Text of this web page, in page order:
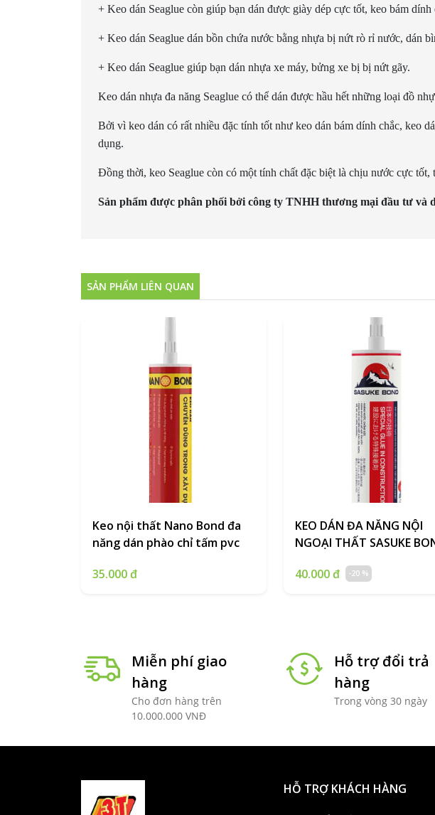
+ Keo dán Seaglue còn giúp bạn dán được giày dép cực tốt, keo bám
+ Keo dán Seaglue dán bồn chứa nước bằng nhựa bị nứt rò rỉ nước, dán
+ Keo dán Seaglue giúp bạn dán nhựa xe máy, bửng xe bị bị nứt gãy.
Keo dán nhựa đa năng Seaglue có thể dán được hầu hết những loại đồ
Bởi vì keo dán có rất nhiều đặc tính tốt như keo dán bám dính chắc, keo
dụng.
Đồng thời, keo Seaglue còn có một tính chất đặc biệt là chịu nước cực
Sản phẩm được phân phối bởi công ty TNHH thương mại đầu tư và
SẢN PHẨM LIÊN QUAN
Keo nội thất Nano Bond đa
năng dán phào chỉ tấm pvc
35.000 đ
KEO DÁN ĐA NĂNG NỘI
NGOẠI THẤT SASUKE
40.000 đ
-20 %
Miễn phí giao
hàng
Cho đơn hàng trên
10.000.000 VNĐ
Hỗ trợ đổi trả
hàng
Trong vòng 30 ngày
HỖ TRỢ KHÁCH HÀNG